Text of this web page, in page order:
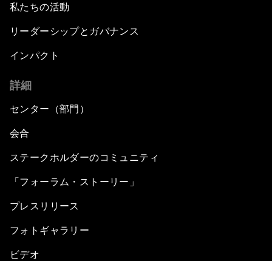
私たちの活動
リーダーシップとガバナンス
インパクト
詳細
センター（部門）
会合
ステークホルダーのコミュニティ
「フォーラム・ストーリー」
プレスリリース
フォトギャラリー
ビデオ